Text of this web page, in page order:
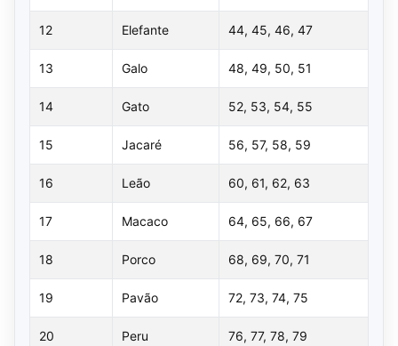
12 Elefante 44, 45, 46, 47
13 Galo 48, 49, 50, 51
14 Gato 52, 53, 54, 55
15 Jacaré 56, 57, 58, 59
16 Leão 60, 61, 62, 63
17 Macaco 64, 65, 66, 67
18 Porco 68, 69, 70, 71
19 Pavão 72, 73, 74, 75
20 Peru 76, 77, 78, 79